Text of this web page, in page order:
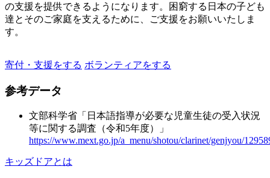
の支援を提供できるようになります。困窮する日本の子ども
達とそのご家庭を支えるために、ご支援をお願いいたしま
す。
寄付・支援をする ボランティアをする
参考データ
文部科学省「日本語指導が必要な児童生徒の受入状況
等に関する調査（令和5年度）」
https://www.mext.go.jp/a_menu/shotou/clarinet/genjyou/
キッズドアとは